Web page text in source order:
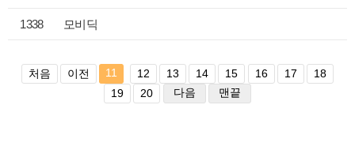
1338 모비딕
처음 이전 11 12 13 14 15 16 17
18
19
20 다음 맨끝